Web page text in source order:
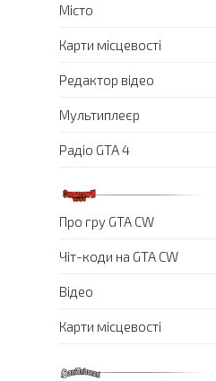
Місто
Карти місцевості
Редактор відео
Мультиплеєр
Радіо GTA 4
Про гру GTA CW
Чіт-коди на GTA CW
Відео
Карти місцевості